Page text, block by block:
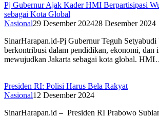
Pj Gubernur Ajak Kader HMI Berpartisipasi
sebagai Kota Global
Nasional29 Desember 202428 Desember 2024
SinarHarapan.id-Pj Gubernur Teguh
berkontribusi dalam pendidikan, ekonomi, dan
mewujudkan Jakarta sebagai kota global.
Presiden RI: Polisi Harus Bela Rakyat
Nasional12 Desember 2024
SinarHarapan.id – Presiden RI Prabowo